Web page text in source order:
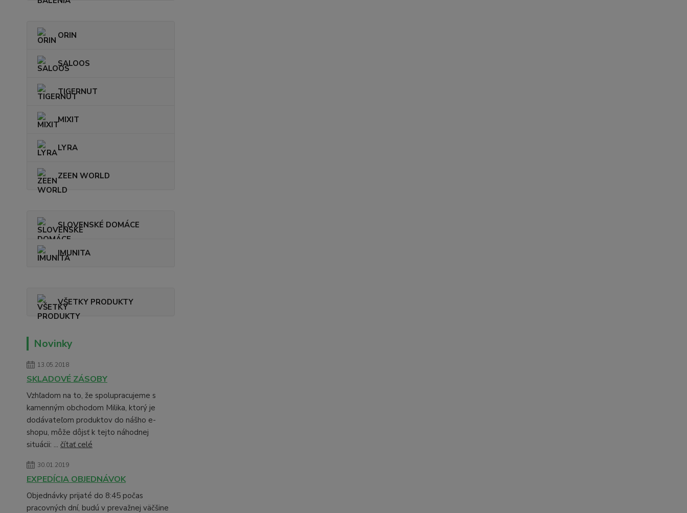
ORIN
SALOOS
TIGERNUT
MIXIT
LYRA
ZEEN WORLD
SLOVENSKÉ DOMÁCE
IMUNITA
VŠETKY PRODUKTY
Novinky
13.05.2018
SKLADOVÉ ZÁSOBY
Vzhľadom na to, že spolupracujeme s
kamenným obchodom Milika, ktorý je
dodávateľom produktov do nášho e-
shopu, môže dôjsť k tejto náhodnej
situácii: ... čítať celé
30.01.2019
EXPEDÍCIA OBJEDNÁVOK
Objednávky prijaté do 8:45 počas
pracovných dní, budú v prevažnej väčšine